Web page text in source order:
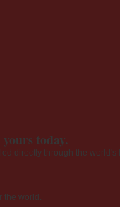
today.
directly through the world's
the world.